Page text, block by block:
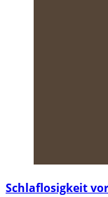
Schlaflosigkeit